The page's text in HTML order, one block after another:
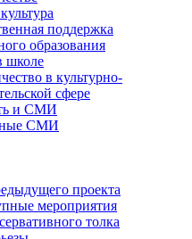
поддержка
образования
школе
в культурно-
сфере
и СМИ
СМИ
проекта
мероприятия
толка